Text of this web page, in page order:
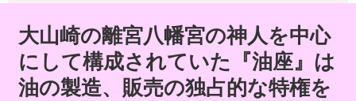
大山崎の離宮八幡宮の神人を中心
にして構成されていた『油座』は
油の製造、販売の独占的な特権を